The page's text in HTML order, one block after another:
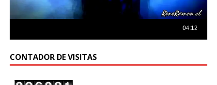
CONTADOR DE VISITAS